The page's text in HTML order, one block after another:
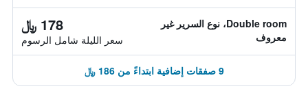
Double room، نوع السرير غير
معروف
178 ﷼
سعر الليلة شامل الرسوم
9 صفقات إضافية ابتداءً من 186 ﷼